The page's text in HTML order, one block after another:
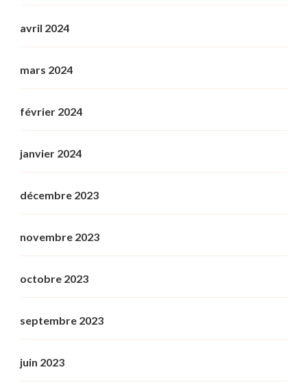
avril 2024
mars 2024
février 2024
janvier 2024
décembre 2023
novembre 2023
octobre 2023
septembre 2023
juin 2023